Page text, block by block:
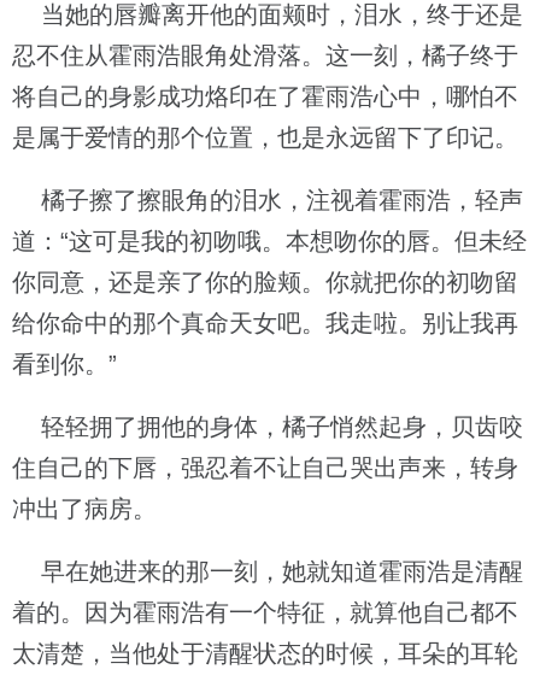
当她的唇瓣离开他的面颊时，泪水，终于还是
忍不住从霍雨浩眼角处滑落。这一刻，橘子终于
将自己的身影成功烙印在了霍雨浩心中，哪怕不
是属于爱情的那个位置，也是永远留下了印记。
橘子擦了擦眼角的泪水，注视着霍雨浩，轻声
道：“这可是我的初吻哦。本想吻你的唇。但未经
你同意，还是亲了你的脸颊。你就把你的初吻留
给你命中的那个真命天女吧。我走啦。别让我再
看到你。”
轻轻拥了拥他的身体，橘子悄然起身，贝齿咬
住自己的下唇，强忍着不让自己哭出声来，转身
冲出了病房。
早在她进来的那一刻，她就知道霍雨浩是清醒
着的。因为霍雨浩有一个特征，就算他自己都不
太清楚，当他处于清醒状态的时候，耳朵的耳轮